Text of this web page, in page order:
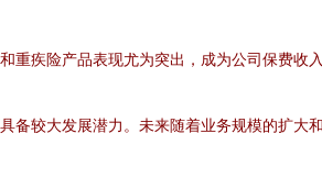
疾险产品表现尤为突出，成为公司保费收入
备较大发展潜力。未来随着业务规模的扩大